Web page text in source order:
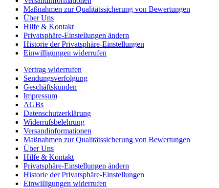
Maßnahmen zur Qualitätssicherung von Bewertungen
Über Uns
Hilfe & Kontakt
Privatsphäre-Einstellungen ändern
Historie der Privatsphäre-Einstellungen
Einwilligungen widerrufen
Vertrag widerrufen
Sendungsverfolgung
Geschäftskunden
Impressum
AGBs
Datenschutzerklärung
Widerrufsbelehrung
Versandinformationen
Maßnahmen zur Qualitätssicherung von Bewertungen
Über Uns
Hilfe & Kontakt
Privatsphäre-Einstellungen ändern
Historie der Privatsphäre-Einstellungen
Einwilligungen widerrufen